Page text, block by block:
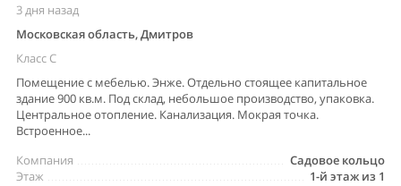
3 дня назад
Московская область, Дмитров
Класс C
Помещение с мебелью. Энже. Отдельно стоящее капитальное
здание 900 кв.м. Под склад, небольшое производство, упаковка.
Центральное отопление. Канализация. Мокрая точка.
Встроенное...
Садовое кольцо
Компания
1-й этаж из 1
Этаж